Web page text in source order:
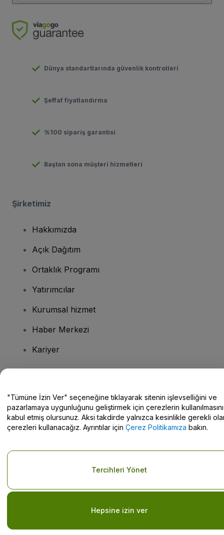
Dünya standartlarında güvenlik kontrolleri
Şeffaf fiyatlandırma
%100 sipariş garantisi
Baştan sona müşteri hizmetleri
Şirketimiz
Hakkımızda
Açık Dağıtım
Ortaklık Programı
Yatırımcılar
Kurumsal hizmet
Haber Merkezi
Kariyer
Yardım Merkezi / Bize Ulaşın
Telif hakkı © viagogo GmbH 2026 Şirket Bilgileri
Gizlilik Politikası
"Tümüne İzin Ver" seçeneğine tıklayarak sitenin işlevselliğini ve
pazarlamaya uygunluğunu geliştirmek için çerezlerin kullanılmasını
kabul etmiş olursunuz. Aksi takdirde yalnızca kesinlikle gerekli
çerezleri kullanacağız. Ayrıntılar için Çerez Politikamıza bakın.
Hepsine izin ver
Tercihleri Yönet